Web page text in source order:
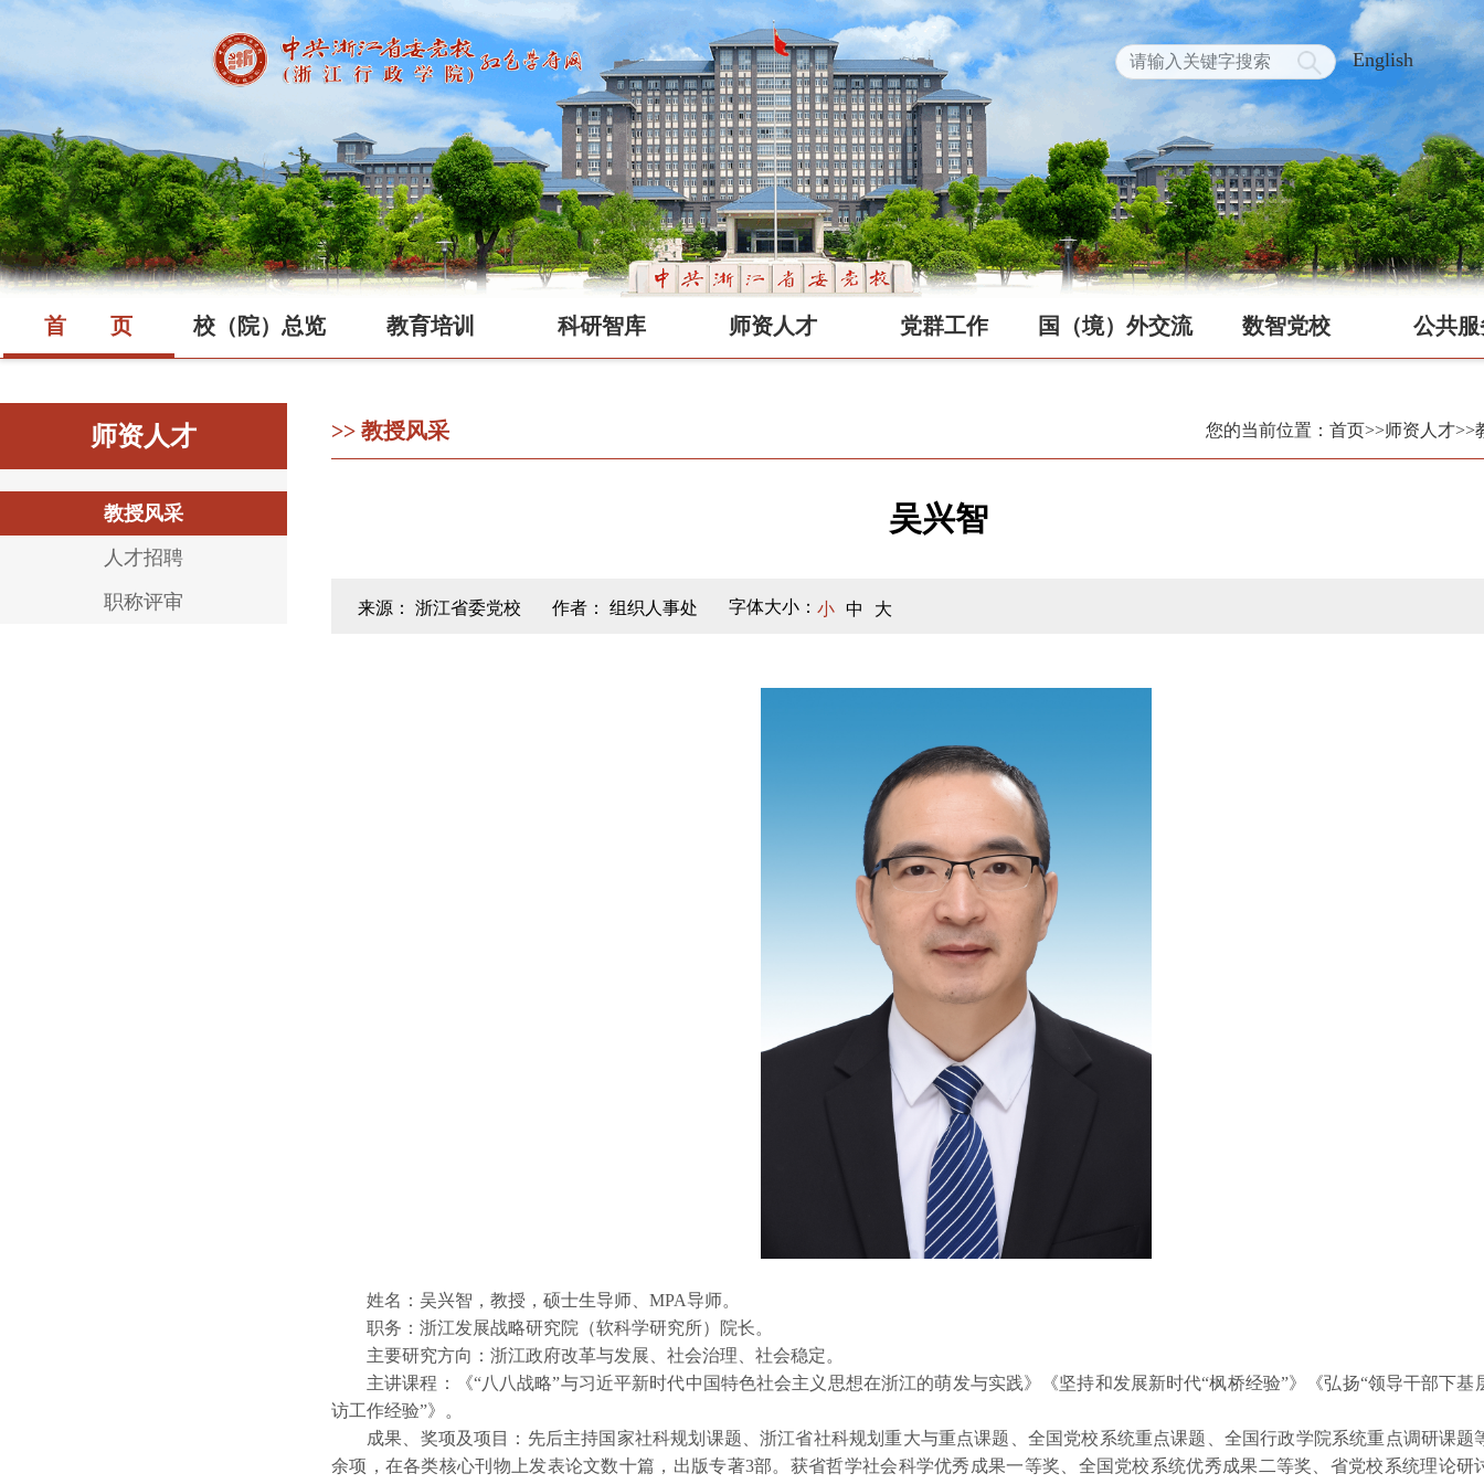
English
首 页 校（院）总览 教育培训 科研智库 师资人才 党群工作 国（境）外交流 数智党校 公共服
师资人才
教授风采
人才招聘
职称评审
>> 教授风采 您的当前位置：首页>>师资人才>>
吴兴智
来源： 浙江省委党校 作者： 组织人事处 字体大小： 小 中 大
姓名：吴兴智，教授，硕士生导师、MPA导师。
职务：浙江发展战略研究院（软科学研究所）院长。
主要研究方向：浙江政府改革与发展、社会治理、社会稳定。
主讲课程：《“八八战略”与习近平新时代中国特色社会主义思想在浙江的萌发与实践》《坚持和发展新时代“枫桥经验”》《弘扬“领导干部下基
访工作经验”》。
成果、奖项及项目：先后主持国家社科规划课题、浙江省社科规划重大与重点课题、全国党校系统重点课题、全国行政学院系统重点调研课题
余项，在各类核心刊物上发表论文数十篇，出版专著3部。获省哲学社会科学优秀成果一等奖、全国党校系统优秀成果二等奖、省党校系统理论研